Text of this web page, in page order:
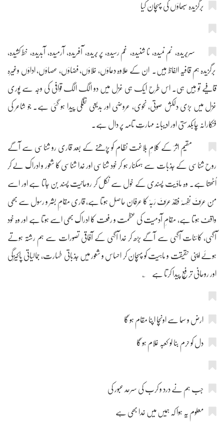
برگزیدہ سبھاؤں کی پہچان کیا
سربُریدہ، نم نمیدہ، نا شنیدہ، غم رسیدہ، پر بُریدہ، آفریدہ، آرمیدہ، آبدیدہ، خط کشیدہ،
برگزیدہ ہم قافیہ الفاظ ہیں۔ ان کے علاوہ دعاؤں، خلاؤں، فضاؤں، عصاؤں، اداؤں وغیرہ
قافیے تو ہیں ہی۔ اس طرح ایک ہی غزل میں دو الگ الگ قوافی کی وجہ سے پوری
غزل میں بڑی دلکش صوتی، نحوی، عروضی اور بدیعی نغمگی پیدا ہو گئی ہے۔ جو شاعر کی
فنکارانہ چابکدستی اور ادیبانہ مہارتِ تامہ پر دال ہے۔
مقیم اثرؔ کے کلامِ بلاغت نظام کو پڑھنے کے بعد قاری رو شناسی سے آگے
روح شناسی کے جذبات سے ہمکنار ہو کر خود شناسی اور خدا شناسی کا شعور و ادراک لے کر
اُٹھتا ہے۔ وہ مادّیت پسندی کے خول سے نکل کر روحانیت پسند بن جاتا ہے اور اسے
مَن عَرَفَ نَفْسَہٗ فَقَدْ عَرَفَ رَبَّہٗ کا عرفان حاصل ہوتا ہے، قاری مقامِ بشر و رسول سے بھی
واقف ہوتا ہے، مقامِ آدمیت کی عظمت و رفعت کا ادراک بھی اسے ہوتا ہے اور وہ خود
آگہی، کائنات آگہی سے آگے بڑھ کر خدا آگہی کے آفاقی تصورات سے ہم رشتہ ہوتے
ہوئے اپنی حقیقت و ماہیت کو پہچان کر احساس و شعور میں جذباتی طہارت، جمالیاتی پاکیزگی
اور روحانی ترفُّع پیدا کرتا ہے ؎
ارض و سما سے اونچا اپنا مقام ہو گا
دل کو حرم بنا لو کعبہ غلام ہو گا
جب ہم نے درد و کرب کی سرحد عبور کی
معلوم یہ ہوا کہ ہمیں میں خدا بھی ہے